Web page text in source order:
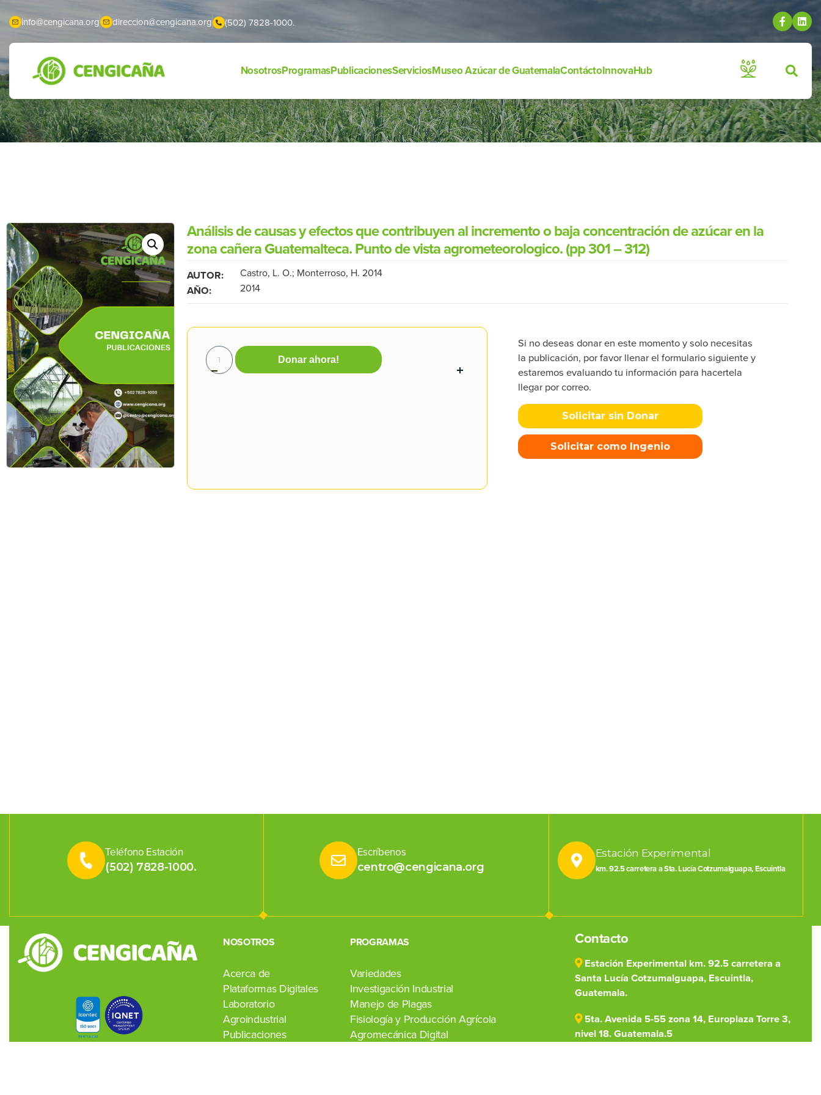
info@cengicana.org direccion@cengicana.org (502) 7828-1000.
NosotrosProgramasPublicacionesServiciosMuseo Azúcar de GuatemalaContáctoInnovaHub
Análisis de causas y efectos que contribuyen al incremento o baja concentración de azúcar en la
zona cañera Guatemalteca. Punto de vista agrometeorologico. (pp 301 – 312)
AUTOR: Castro, L. O.; Monterroso, H. 2014
AÑO: 2014
Donar ahora!
Si no deseas donar en este momento y solo necesitas
la publicación, por favor llenar el formulario siguiente y
estaremos evaluando tu información para hacertela
llegar por correo.
Solicitar sin Donar
Solicitar como Ingenio
Teléfono Estación
(502) 7828-1000.
Escríbenos
centro@cengicana.org
Estación Experimental
km. 92.5 carretera a Sta. Lucía Cotzumalguapa, Escuintla
NOSOTROS
Acerca de
Plataformas Digitales
Laboratorio
Agroindustrial
Publicaciones
PROGRAMAS
Variedades
Investigación Industrial
Manejo de Plagas
Fisiología y Producción Agrícola
Agromecánica Digital
Contacto
Estación Experimental km. 92.5 carretera a
Santa Lucía Cotzumalguapa, Escuintla,
Guatemala.
5ta. Avenida 5-55 zona 14, Europlaza Torre 3,
nivel 18. Guatemala.5